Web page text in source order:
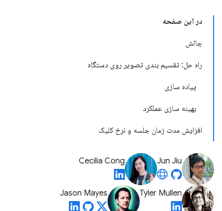
در این صفحه
چالش
راه حل: تقسیم بندی تصویر روی دستگاه
پیاده سازی
بهینه سازی عملکرد
افزایش مدت زمان جلسه و نرخ کلیک
Jun Jiu
Cecilia Cong
Tyler Mullen
Jason Mayes